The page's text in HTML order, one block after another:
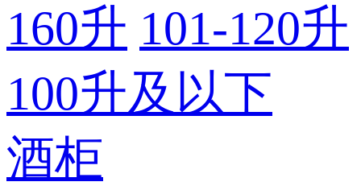
160升 101-120升
100升及以下
酒柜